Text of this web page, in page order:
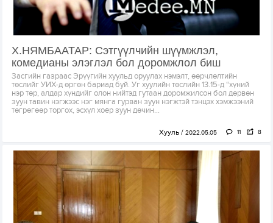
Х.НЯМБААТАР: Сэтгүүлчийн шүүмжлэл,
комедианы элэглэл бол доромжлол биш
Засгийн газраас Эрүүгийн хуульд оруулах нэмэлт, өөрчлөлтийн
төслийг УИХ-д өргөн бариад буй. Уг хуулийн төслийн 13.15-д “хүний
нэр төр, алдар хүндийг олон нийтэд гутаан доромжилсон бол дөрвөн
зуун тавин нэгжээс нэг мянга гурван зуун нэгжтэй тэнцэх хэмжээний
төгрөгөөр торгох, эсхүл хоёр зуун дөчин...
Хууль 2022.05.05 11 8